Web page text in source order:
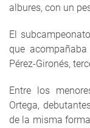
albures, con un
El
que
Pérez-Gironés,
Entre los
Ortega,
de la misma